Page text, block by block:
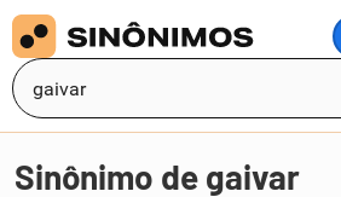
Sinônimo de gaivar